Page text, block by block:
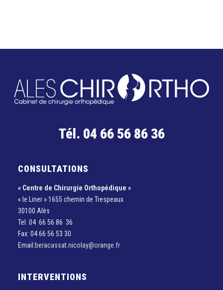
Tél. 04 66 56 86 36
CONSULTATIONS
« Centre de Chirurgie Orthopédique »
« le Liner » 1655 chemin de Trespeaux
30100 Alès
Tel 04 66 56 86 36
Fax: 04 66 56 53 30
Email:beracassat.nicolay@orange.fr
INTERVENTIONS